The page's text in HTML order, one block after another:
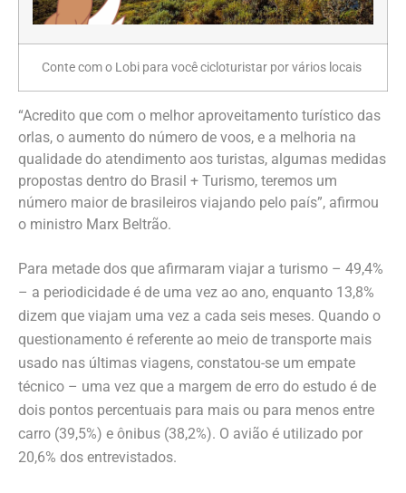
Conte com o Lobi para você cicloturistar por vários locais
“Acredito que com o melhor aproveitamento turístico das
orlas, o aumento do número de voos, e a melhoria na
qualidade do atendimento aos turistas, algumas medidas
propostas dentro do Brasil + Turismo, teremos um
número maior de brasileiros viajando pelo país”, afirmou
o ministro Marx Beltrão.
Para metade dos que afirmaram viajar a turismo – 49,4%
– a periodicidade é de uma vez ao ano, enquanto 13,8%
dizem que viajam uma vez a cada seis meses. Quando o
questionamento é referente ao meio de transporte mais
usado nas últimas viagens, constatou-se um empate
técnico – uma vez que a margem de erro do estudo é de
dois pontos percentuais para mais ou para menos entre
carro (39,5%) e ônibus (38,2%). O avião é utilizado por
20,6% dos entrevistados.